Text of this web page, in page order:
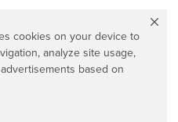
cookies on your device to
analyze site usage,
based on